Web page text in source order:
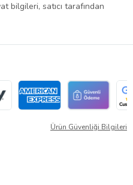
bilgileri, satıcı tarafından
Ürün Güvenliği Bilgileri